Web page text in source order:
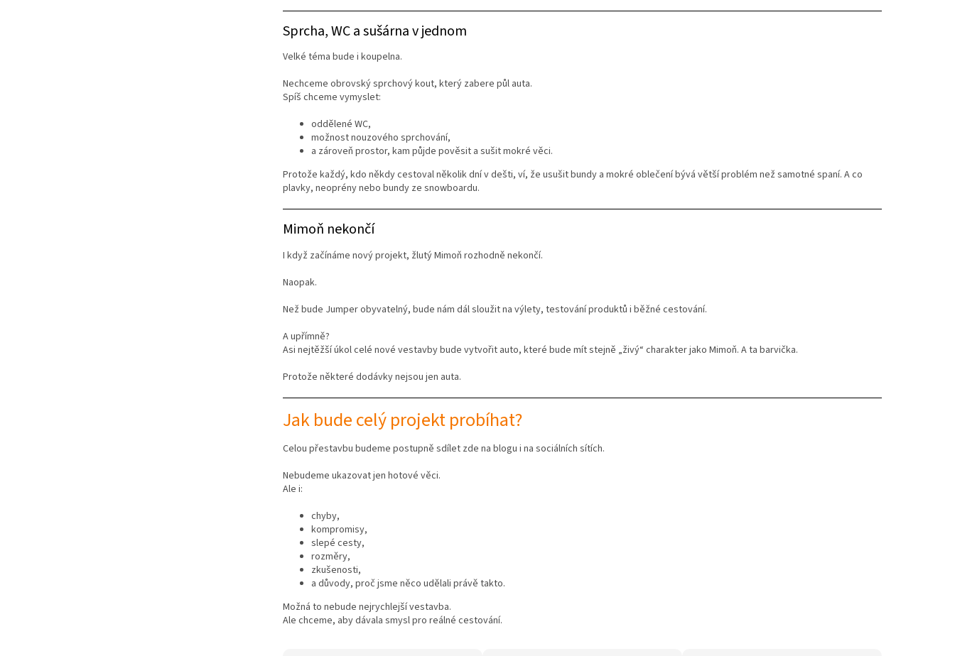
Sprcha, WC a sušárna v jednom
Velké téma bude i koupelna.
Nechceme obrovský sprchový kout, který zabere půl auta.
Spíš chceme vymyslet:
oddělené WC,
možnost nouzového sprchování,
a zároveň prostor, kam půjde pověsit a sušit mokré věci.
Protože každý, kdo někdy cestoval několik dní v dešti, ví, že usušit bundy a mokré oblečení bývá větší problém než samotné spaní. A co
plavky, neoprény nebo bundy ze snowboardu.
Mimoň nekončí
I když začínáme nový projekt, žlutý Mimoň rozhodně nekončí.
Naopak.
Než bude Jumper obyvatelný, bude nám dál sloužit na výlety, testování produktů i běžné cestování.
A upřímně?
Asi nejtěžší úkol celé nové vestavby bude vytvořit auto, které bude mít stejně „živý“ charakter jako Mimoň. A ta barvička.
Protože některé dodávky nejsou jen auta.
Jak bude celý projekt probíhat?
Celou přestavbu budeme postupně sdílet zde na blogu i na sociálních sítích.
Nebudeme ukazovat jen hotové věci.
Ale i:
chyby,
kompromisy,
slepé cesty,
rozměry,
zkušenosti,
a důvody, proč jsme něco udělali právě takto.
Možná to nebude nejrychlejší vestavba.
Ale chceme, aby dávala smysl pro reálné cestování.